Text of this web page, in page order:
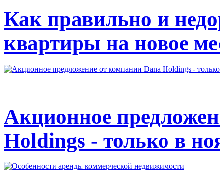
Как правильно и
квартиры на новое
Акционное
Holdings - только в